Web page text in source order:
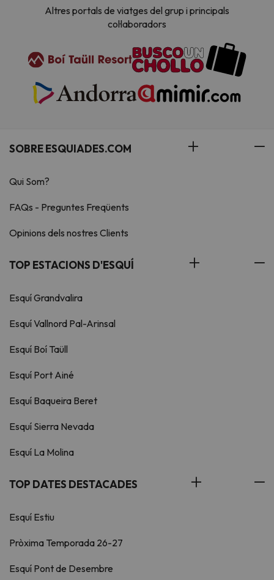
Altres portals de viatges del grup i principals
col·laboradors
SOBRE ESQUIADES.COM
Qui Som?
FAQs - Preguntes Freqüents
Opinions dels nostres Clients
TOP ESTACIONS D'ESQUÍ
Esquí Grandvalira
Esquí Vallnord Pal-Arinsal
Esquí Boí Taüll
Esquí Port Ainé
Esquí Baqueira Beret
Esquí Sierra Nevada
Esquí La Molina
TOP DATES DESTACADES
Esquí Estiu
Pròxima Temporada 26-27
Esquí Pont de Desembre